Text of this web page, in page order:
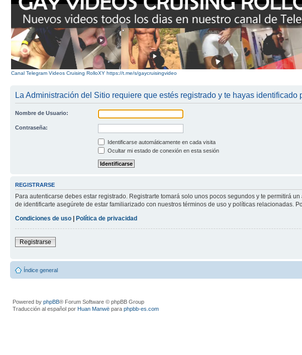
Canal Telegram Videos Cruising RolloXY https://t.me/s/gaycruisingvideo
La Administración del Sitio requiere que estés registrado y te hayas identificado
Nombre de Usuario:
Contraseña:
Identificarse automáticamente en cada visita
Ocultar mi estado de conexión en esta sesión
REGISTRARSE
Para autenticarse debes estar registrado. Registrarte tomará solo unos pocos segundos y te permitirá
de identificarte asegúrete de estar familiarizado con nuestros términos de uso y políticas relacionadas.
Condiciones de uso
Política de privacidad
Registrarse
Índice general
Powered by phpBB® Forum Software © phpBB Group
Traducción al español por Huan Manwë para phpbb-es.com